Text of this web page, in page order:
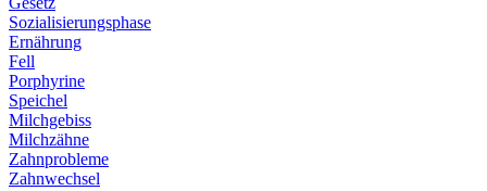
Sozialisierungsphase
Ernährung
Fell
Porphyrine
Speichel
Milchgebiss
Milchzähne
Zahnprobleme
Zahnwechsel